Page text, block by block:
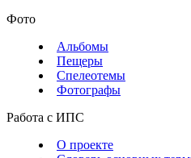
Фото
Альбомы
Пещеры
Спелеотемы
Фотографы
Работа с ИПС
О проекте